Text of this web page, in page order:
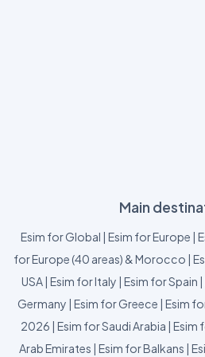
Main
Esim for Global | Esim for Europe |
for Europe (40 areas) & Morocco |
USA| Esim for Italy | Esim for Spain |
Germany | Esim for Greece | Esim
2026 | Esim for Saudi Arabia | Esim
Arab Emirates | Esim for Balkans |